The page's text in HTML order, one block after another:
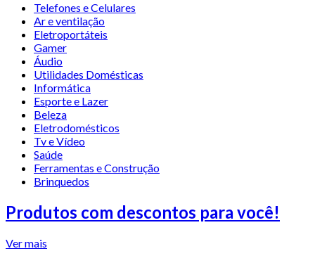
Telefones e Celulares
Ar e ventilação
Eletroportáteis
Gamer
Áudio
Utilidades Domésticas
Informática
Esporte e Lazer
Beleza
Eletrodomésticos
Tv e Vídeo
Saúde
Ferramentas e Construção
Brinquedos
Produtos com descontos para você!
Ver mais